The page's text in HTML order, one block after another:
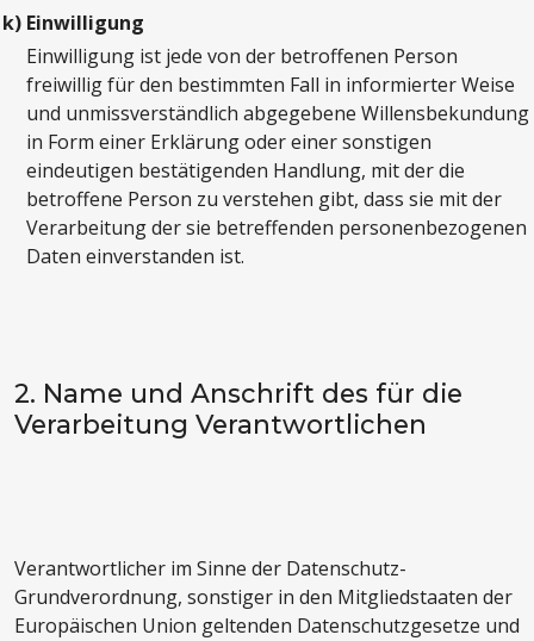
k) Einwilligung
Einwilligung ist jede von der betroffenen Person
freiwillig für den bestimmten Fall in informierter Weise
und unmissverständlich abgegebene Willensbekundung
in Form einer Erklärung oder einer sonstigen
eindeutigen bestätigenden Handlung, mit der die
betroffene Person zu verstehen gibt, dass sie mit der
Verarbeitung der sie betreffenden personenbezogenen
Daten einverstanden ist.
2. Name und Anschrift des für die
Verarbeitung Verantwortlichen
Verantwortlicher im Sinne der Datenschutz-
Grundverordnung, sonstiger in den Mitgliedstaaten der
Europäischen Union geltenden Datenschutzgesetze und